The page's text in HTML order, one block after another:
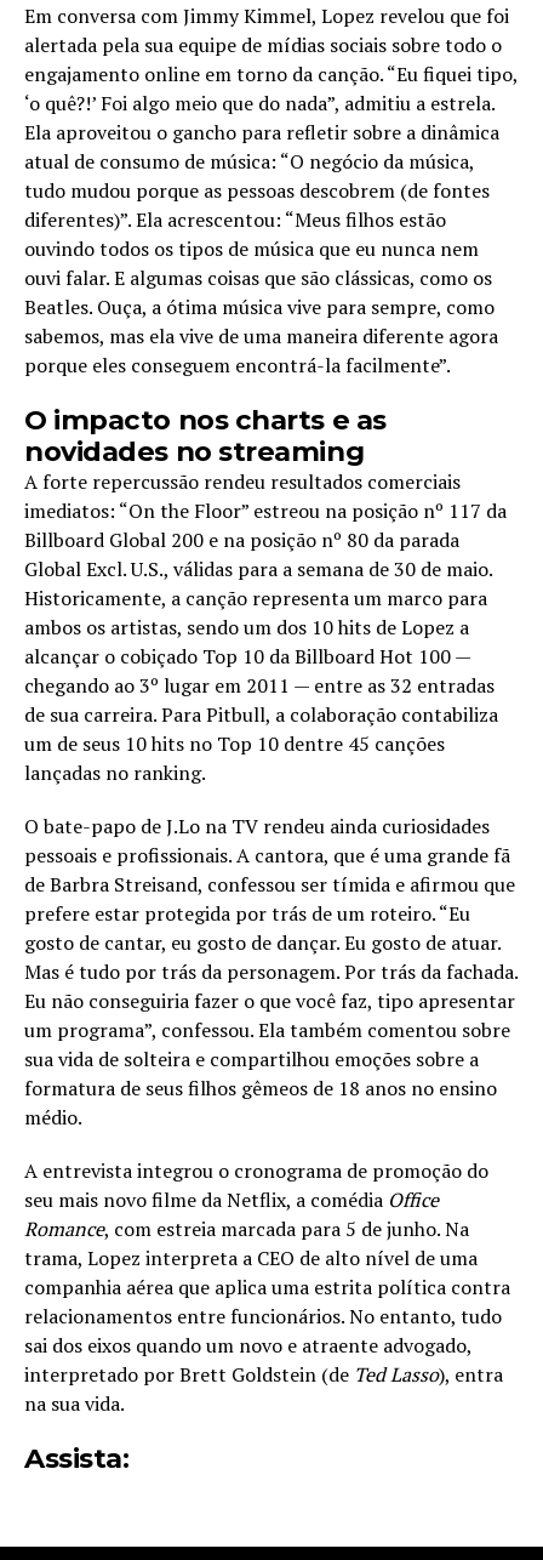
Em conversa com Jimmy Kimmel, Lopez revelou que foi
alertada pela sua equipe de mídias sociais sobre todo o
engajamento online em torno da canção. “Eu fiquei tipo,
‘o quê?!’ Foi algo meio que do nada”, admitiu a estrela.
Ela aproveitou o gancho para refletir sobre a dinâmica
atual de consumo de música: “O negócio da música,
tudo mudou porque as pessoas descobrem (de fontes
diferentes)”. Ela acrescentou: “Meus filhos estão
ouvindo todos os tipos de música que eu nunca nem
ouvi falar. E algumas coisas que são clássicas, como os
Beatles. Ouça, a ótima música vive para sempre, como
sabemos, mas ela vive de uma maneira diferente agora
porque eles conseguem encontrá-la facilmente”.
O impacto nos charts e as
novidades no streaming
A forte repercussão rendeu resultados comerciais
imediatos: “On the Floor” estreou na posição nº 117 da
Billboard Global 200 e na posição nº 80 da parada
Global Excl. U.S., válidas para a semana de 30 de maio.
Historicamente, a canção representa um marco para
ambos os artistas, sendo um dos 10 hits de Lopez a
alcançar o cobiçado Top 10 da Billboard Hot 100 —
chegando ao 3º lugar em 2011 — entre as 32 entradas
de sua carreira. Para Pitbull, a colaboração contabiliza
um de seus 10 hits no Top 10 dentre 45 canções
lançadas no ranking.
O bate-papo de J.Lo na TV rendeu ainda curiosidades
pessoais e profissionais. A cantora, que é uma grande fã
de Barbra Streisand, confessou ser tímida e afirmou que
prefere estar protegida por trás de um roteiro. “Eu
gosto de cantar, eu gosto de dançar. Eu gosto de atuar.
Mas é tudo por trás da personagem. Por trás da fachada.
Eu não conseguiria fazer o que você faz, tipo apresentar
um programa”, confessou. Ela também comentou sobre
sua vida de solteira e compartilhou emoções sobre a
formatura de seus filhos gêmeos de 18 anos no ensino
médio.
A entrevista integrou o cronograma de promoção do
seu mais novo filme da Netflix, a comédia Office
Romance, com estreia marcada para 5 de junho. Na
trama, Lopez interpreta a CEO de alto nível de uma
companhia aérea que aplica uma estrita política contra
relacionamentos entre funcionários. No entanto, tudo
sai dos eixos quando um novo e atraente advogado,
interpretado por Brett Goldstein (de Ted Lasso), entra
na sua vida.
Assista: